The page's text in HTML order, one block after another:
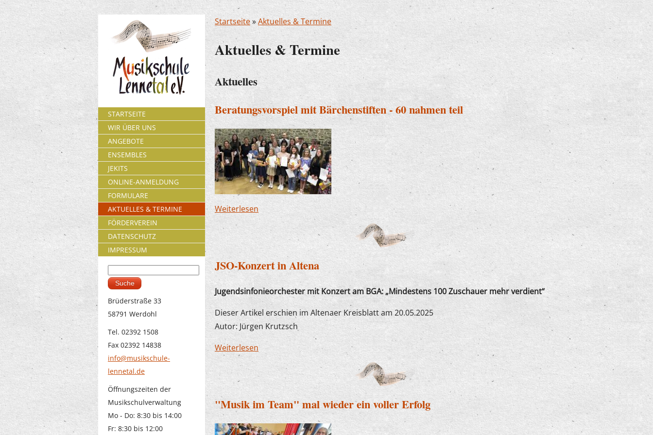
Startseite»Aktuelles & Termine
Aktuelles & Termine
Aktuelles
Beratungsvorspiel mit Bärchenstiften - 60 nahmen teil
Weiterlesenüber Beratungsvorspiel mit Bärchenstiften - 60 nahmen teil
JSO-Konzert in Altena
Jugendsinfonieorchester mit Konzert am BGA: „Mindestens 100 Zuschauer mehr verdient“
Dieser Artikel erschien im Altenaer Kreisblatt am 20.05.2025
Autor: Jürgen Krutzsch
Weiterlesen über JSO-Konzert in Altena
"Musik im Team" mal wieder ein voller Erfolg
STARTSEITE
WIR ÜBER UNS
ANGEBOTE
ENSEMBLES
JEKITS
ONLINE-ANMELDUNG
FORMULARE
AKTUELLES & TERMINE
FÖRDERVEREIN
DATENSCHUTZ
IMPRESSUM
Suchformular
Brüderstraße 33
58791 Werdohl
Tel. 02392 1508
Fax 02392 14838
info@musikschule-
lennetal.de
Öffnungszeiten der
Musikschulverwaltung
Mo - Do: 8:30 bis 14:00
Fr: 8:30 bis 12:00